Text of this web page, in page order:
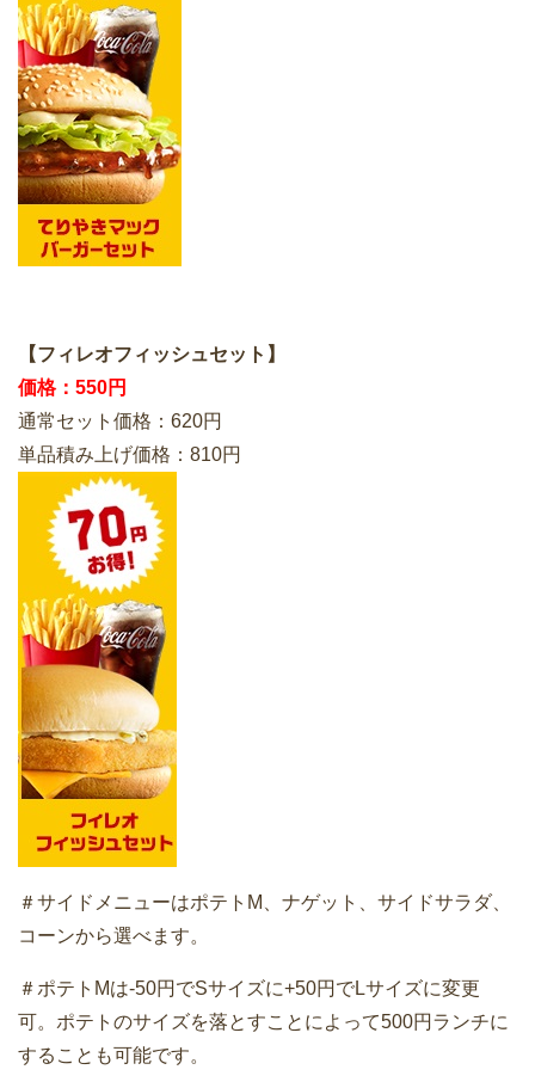
【フィレオフィッシュセット】
価格：550円
通常セット価格：620円
単品積み上げ価格：810円
＃サイドメニューはポテトM、ナゲット、サイドサラダ、
コーンから選べます。
＃ポテトMは-50円でSサイズに+50円でLサイズに変更
可。ポテトのサイズを落とすことによって500円ランチに
することも可能です。